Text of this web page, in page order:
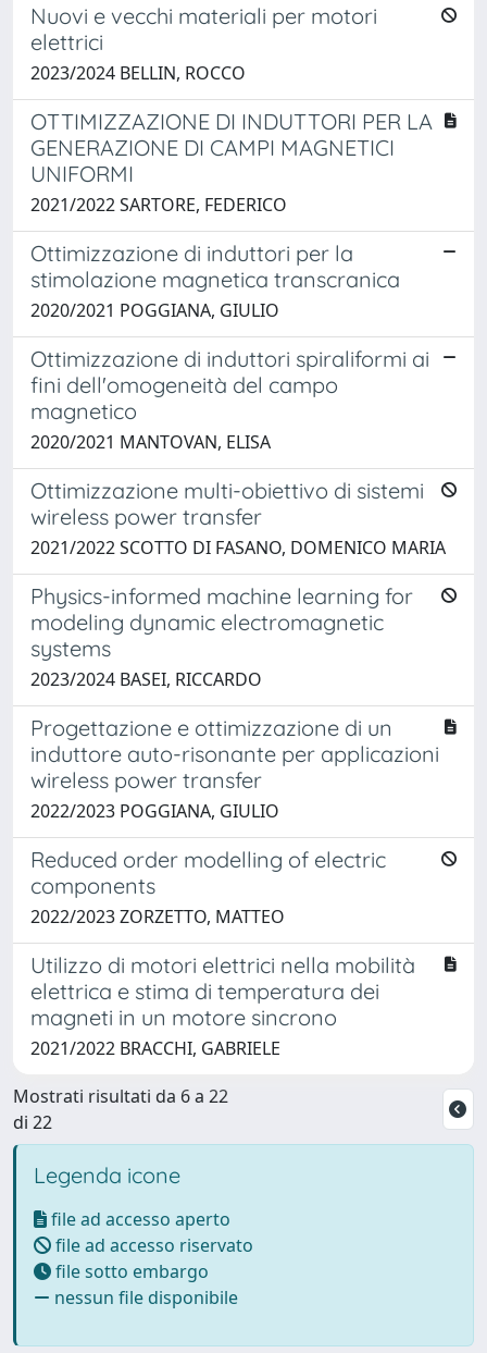
Nuovi e vecchi materiali per motori
elettrici
2023/2024 BELLIN, ROCCO
OTTIMIZZAZIONE DI INDUTTORI PER LA
GENERAZIONE DI CAMPI MAGNETICI
UNIFORMI
2021/2022 SARTORE, FEDERICO
Ottimizzazione di induttori per la
stimolazione magnetica transcranica
2020/2021 POGGIANA, GIULIO
Ottimizzazione di induttori spiraliformi ai
fini dell'omogeneità del campo
magnetico
2020/2021 MANTOVAN, ELISA
Ottimizzazione multi-obiettivo di sistemi
wireless power transfer
2021/2022 SCOTTO DI FASANO, DOMENICO MARIA
Physics-informed machine learning for
modeling dynamic electromagnetic
systems
2023/2024 BASEI, RICCARDO
Progettazione e ottimizzazione di un
induttore auto-risonante per applicazioni
wireless power transfer
2022/2023 POGGIANA, GIULIO
Reduced order modelling of electric
components
2022/2023 ZORZETTO, MATTEO
Utilizzo di motori elettrici nella mobilità
elettrica e stima di temperatura dei
magneti in un motore sincrono
2021/2022 BRACCHI, GABRIELE
Mostrati risultati da 6 a 22
di 22
Legenda icone
file ad accesso aperto
file ad accesso riservato
file sotto embargo
nessun file disponibile